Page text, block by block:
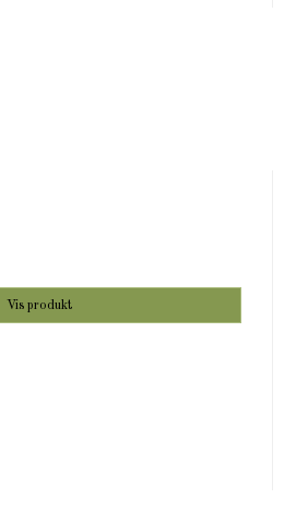
Vis produkt